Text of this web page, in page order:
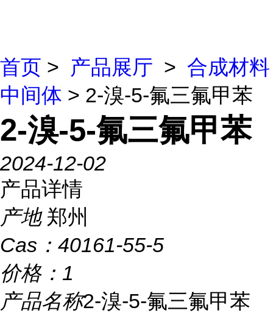
首页 > 产品展厅 > 合成材料
中间体 > 2-溴-5-氟三氟甲苯
2-溴-5-氟三氟甲苯
2024-12-02
产品详情
产地 郑州
Cas： 40161-55-5
价格： 1
产品名称2-溴-5-氟三氟甲苯